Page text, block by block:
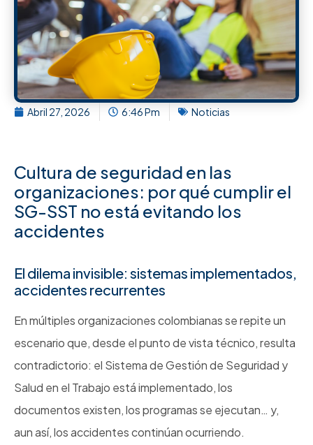
Abril 27, 2026 6:46 Pm Noticias
Cultura de seguridad en las
organizaciones: por qué cumplir el
SG-SST no está evitando los
accidentes
El dilema invisible: sistemas implementados,
accidentes recurrentes
En múltiples organizaciones colombianas se repite un
escenario que, desde el punto de vista técnico, resulta
contradictorio: el Sistema de Gestión de Seguridad y
Salud en el Trabajo está implementado, los
documentos existen, los programas se ejecutan… y,
aun así, los accidentes continúan ocurriendo.